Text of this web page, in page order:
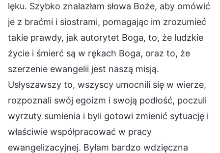
lęku. Szybko znalazłam słowa Boże, aby omówić
je z braćmi i siostrami, pomagając im zrozumieć
takie prawdy, jak autorytet Boga, to, że ludzkie
życie i śmierć są w rękach Boga, oraz to, że
szerzenie ewangelii jest naszą misją.
Usłyszawszy to, wszyscy umocnili się w wierze,
rozpoznali swój egoizm i swoją podłość, poczuli
wyrzuty sumienia i byli gotowi zmienić sytuację i
właściwie współpracować w pracy
ewangelizacyjnej. Byłam bardzo wdzięczna